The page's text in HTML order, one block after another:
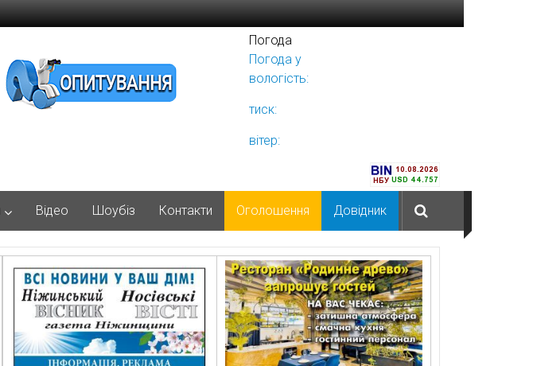
Погода
Погода у
вологість:
тиск:
вітер:
Відео Шоубіз Контакти Оголошення Довідник